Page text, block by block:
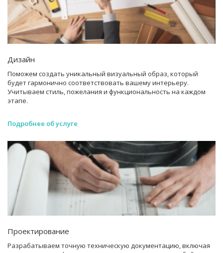
Дизайн
Поможем создать уникальный визуальный образ, который
будет гармонично соответствовать вашему интерьеру.
Учитываем стиль, пожелания и функциональность на каждом
этапе.
Подробнее об услуге
Проектирование
Разрабатываем точную техническую документацию, включая